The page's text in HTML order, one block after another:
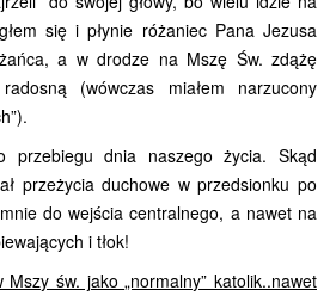
się i płynie różaniec Pana Jezusa
a w drodze na Mszę Św. zdążę
(wówczas miałem narzucony
dnia naszego życia. Skąd
przeżycia duchowe w przedsionku po
do wejścia centralnego, a nawet na
i tłok!
św. jako „normalny” katolik..nawet